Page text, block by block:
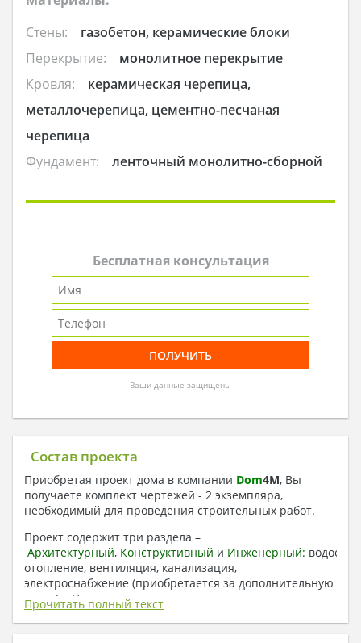
Стены:
газобетон, керамические блоки
Перекрытие:
монолитное перекрытие
Кровля:
керамическая черепица,
металлочерепица, цементно-песчаная
черепица
Фундамент:
ленточный монолитно-сборной
Бесплатная консультация
Ваши данные защищены
Состав проекта
Приобретая проект дома в компании Dom4M, Вы
получаете комплект чертежей - 2 экземпляра,
необходимый для проведения строительных работ.
Проект содержит три раздела –
Архитектурный, Конструктивный и Инженерный:
отопление, вентиляция, канализация,
электроснабжение (приобретается за дополнительную
плату) + Пояснительная записка.
1. Архитектурный раздел:
Прочитать полный текст